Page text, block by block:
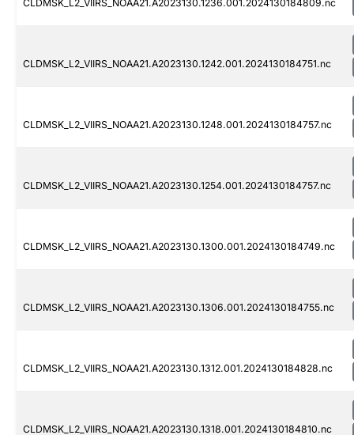
CLDMSK_L2_VIIRS_NOAA21.A2023130.1236.001.2024130184809.nc
CLDMSK_L2_VIIRS_NOAA21.A2023130.1242.001.2024130184751.nc
CLDMSK_L2_VIIRS_NOAA21.A2023130.1248.001.2024130184757.nc
CLDMSK_L2_VIIRS_NOAA21.A2023130.1254.001.2024130184757.nc
CLDMSK_L2_VIIRS_NOAA21.A2023130.1300.001.2024130184749.nc
CLDMSK_L2_VIIRS_NOAA21.A2023130.1306.001.2024130184755.nc
CLDMSK_L2_VIIRS_NOAA21.A2023130.1312.001.2024130184828.nc
CLDMSK_L2_VIIRS_NOAA21.A2023130.1318.001.2024130184810.nc